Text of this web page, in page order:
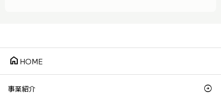
home HOME
事業紹介